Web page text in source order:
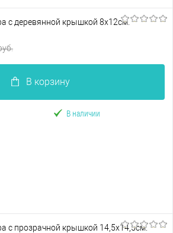
В корзину
с деревянной крышкой 8х12см.
В корзину
В наличии
с прозрачной крышкой 14,5х14,5см.